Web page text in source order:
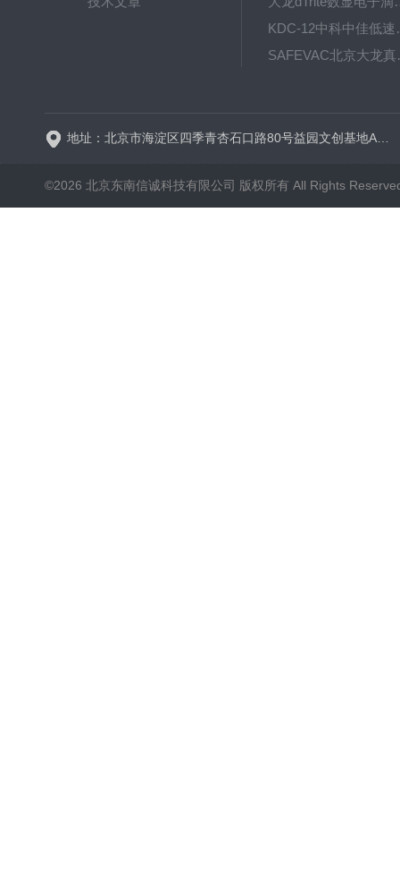
KDC-
©2026 北京东南信诚科技有限公司 版权所有 All Rights